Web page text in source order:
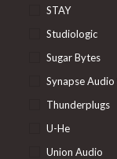
STAY
Studiologic
Sugar Bytes
Synapse
Thunderplugs
U-He
Union Audio